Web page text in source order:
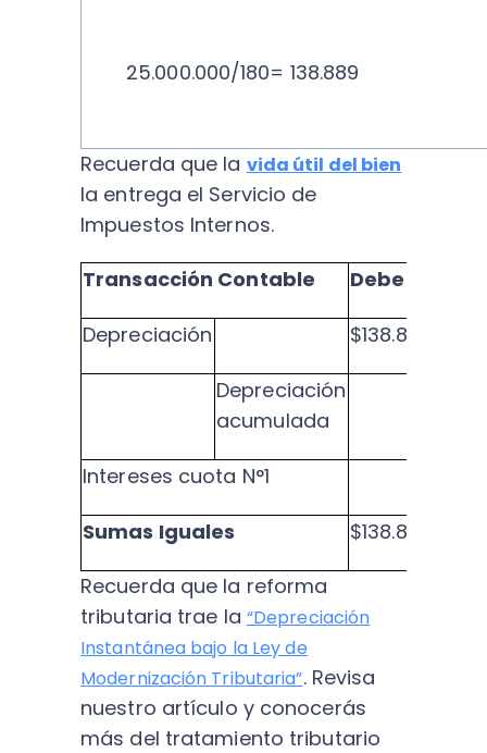
25.000.000/180= 138.889
Recuerda que la vida útil del bien
la entrega el Servicio de
Impuestos Internos.
Transacción Contable
Debe
Depreciación $138.889
Depreciación
acumulada
Intereses cuota N°1
Sumas Iguales $138.889
Recuerda que la reforma
tributaria trae la “Depreciación
Instantánea bajo la Ley de
Modernización Tributaria”. Revisa
nuestro artículo y conocerás
más del tratamiento tributario